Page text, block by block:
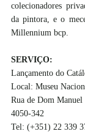
colecionadores
da pintora, e o
Millennium bcp.
SERVIÇO:
Lançamento do
Local: Museu
Rua de Dom
4050-342
Tel: (+351) 22 339